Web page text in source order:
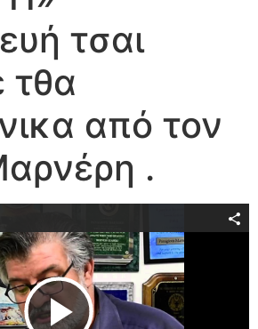
τσαι
τθα
από τον
.
Play Video